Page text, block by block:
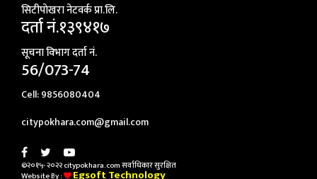
सिटीपाेखरा नेटवर्क प्रा.लि.
दर्ता नं.१३९४१७
सूचना विभाग दर्ता नं.
56/073-74
Cell: 9856080404
citypokhara.com@gmail.com
©२०१५- २०२२ citypokhara.com सर्वाधिकार सुरक्षित
Website By :
Egsoft Technology